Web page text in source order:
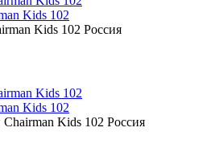
Kids 102
Kids 102 Россия
Kids 102
Chairman Kids 102 Россия